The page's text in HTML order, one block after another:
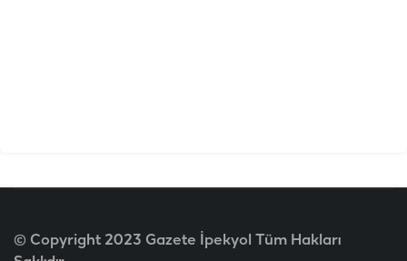
© Copyright 2023 Gazete İpekyol Tüm Hakları